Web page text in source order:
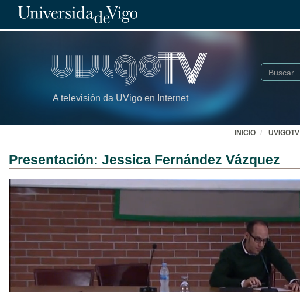
A televisión da UVigo en Internet
Buscar
INICIO UVIGOTV
Presentación: Jessica Fernández Vázquez